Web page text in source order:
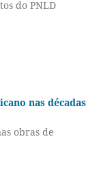
do PNLD
nas décadas
obras de